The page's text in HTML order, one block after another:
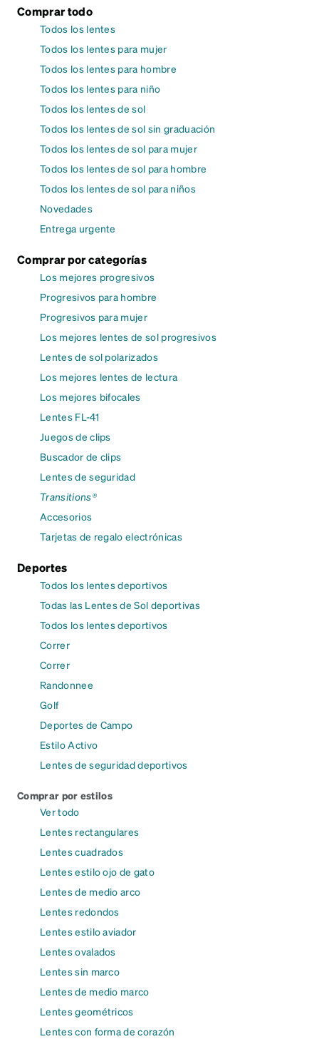
Comprar todo
Todos los lentes
Todos los lentes para mujer
Todos los lentes para hombre
Todos los lentes para niño
Todos los lentes de sol
Todos los lentes de sol sin graduación
Todos los lentes de sol para mujer
Todos los lentes de sol para hombre
Todos los lentes de sol para niños
Novedades
Entrega urgente
Comprar por categorías
Los mejores progresivos
Progresivos para hombre
Progresivos para mujer
Los mejores lentes de sol progresivos
Lentes de sol polarizados
Los mejores lentes de lectura
Los mejores bifocales
Lentes FL-41
Juegos de clips
Buscador de clips
Lentes de seguridad
Transitions®
Accesorios
Tarjetas de regalo electrónicas
Deportes
Todos los lentes deportivos
Todas las Lentes de Sol deportivas
Todos los lentes deportivos
Correr
Correr
Randonnee
Golf
Deportes de Campo
Estilo Activo
Lentes de seguridad deportivos
Comprar por estilos
Ver todo
Lentes rectangulares
Lentes cuadrados
Lentes estilo ojo de gato
Lentes de medio arco
Lentes redondos
Lentes estilo aviador
Lentes ovalados
Lentes sin marco
Lentes de medio marco
Lentes geométricos
Lentes con forma de corazón